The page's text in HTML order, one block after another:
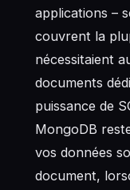
applications –
couvrent la
nécessitaient
documents
puissance de
MongoDB
vos données
document,